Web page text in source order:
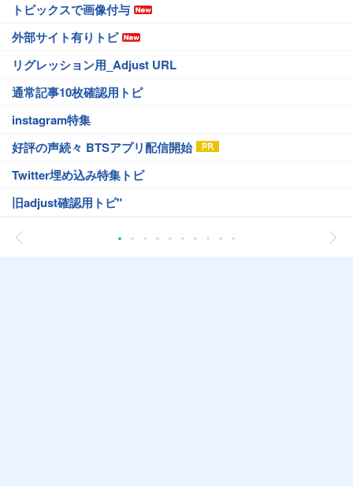
トピックスで画像付与
外部サイト有りトピ
リグレッション用_Adjust URL
通常記事10枚確認用トピ
instagram特集
好評の声続々 BTSアプリ配信開始
Twitter埋め込み特集トピ
旧adjust確認用トピ"